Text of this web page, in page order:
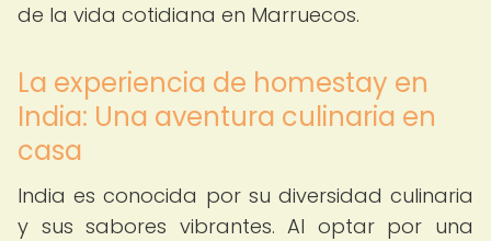
de la vida cotidiana en Marruecos.
La experiencia de homestay en
India: Una aventura culinaria en
casa
India es conocida por su diversidad culinaria
y sus sabores vibrantes. Al optar por una